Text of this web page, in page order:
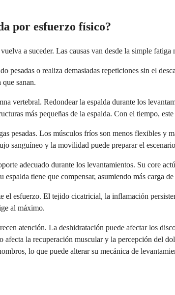
por esfuerzo físico?
a suceder. Las causas van desde la simple
pesadas o realiza demasiadas repeticiones sin el
sanan.
vertebral. Redondear la espalda durante los
más pequeñas de la espalda. Con el tiempo,
pesadas. Los músculos fríos son menos flexibles y
sanguíneo y la movilidad puede preparar el
adecuado durante los levantamientos. Su core
tiene que compensar, asumiendo más carga
el esfuerzo. El tejido cicatricial, la inflamación
al máximo.
atención. La deshidratación puede afectar los
la recuperación muscular y la percepción del
lo que puede alterar su mecánica de